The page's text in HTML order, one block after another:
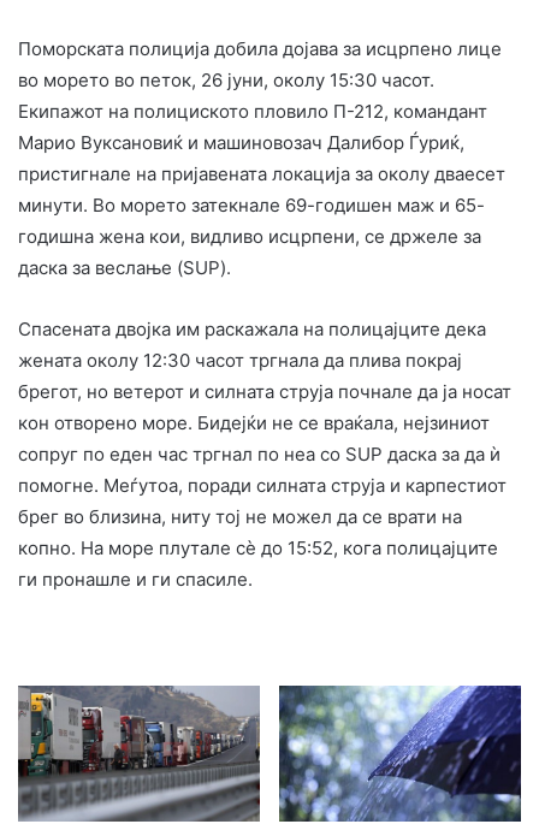
Поморската полиција добила дојава за исцрпено лице
во морето во петок, 26 јуни, околу 15:30 часот.
Екипажот на полициското пловило П-212, командант
Марио Вуксановиќ и машиновозач Далибор Ѓуриќ,
пристигнале на пријавената локација за околу дваесет
минути. Во морето затекнале 69-годишен маж и 65-
годишна жена кои, видливо исцрпени, се држеле за
даска за веслање (SUP).
Спасената двојка им раскажала на полицајците дека
жената околу 12:30 часот тргнала да плива покрај
брегот, но ветерот и силната струја почнале да ја носат
кон отворено море. Бидејќи не се враќала, нејзиниот
сопруг по еден час тргнал по неа со SUP даска за да ѝ
помогне. Меѓутоа, поради силната струја и карпестиот
брег во близина, ниту тој не можел да се врати на
копно. На море плутале сè до 15:52, кога полицајците
ги пронашле и ги спасиле.